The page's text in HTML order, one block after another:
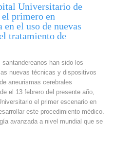
Universitario de
el primero en
el uso de nuevas
tratamiento de
han sido los
nuevas técnicas y dispositivos
aneurismas cerebrales
el 13 febrero del presente año,
el primer escenario en
este procedimiento médico.
avanzada a nivel mundial que se